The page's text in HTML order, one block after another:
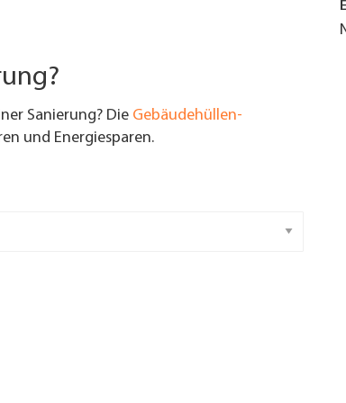
Sanierung? Die Gebäudehüllen-
und Energiesparen.